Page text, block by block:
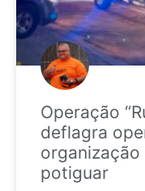
Operação
deflagra
potiguar